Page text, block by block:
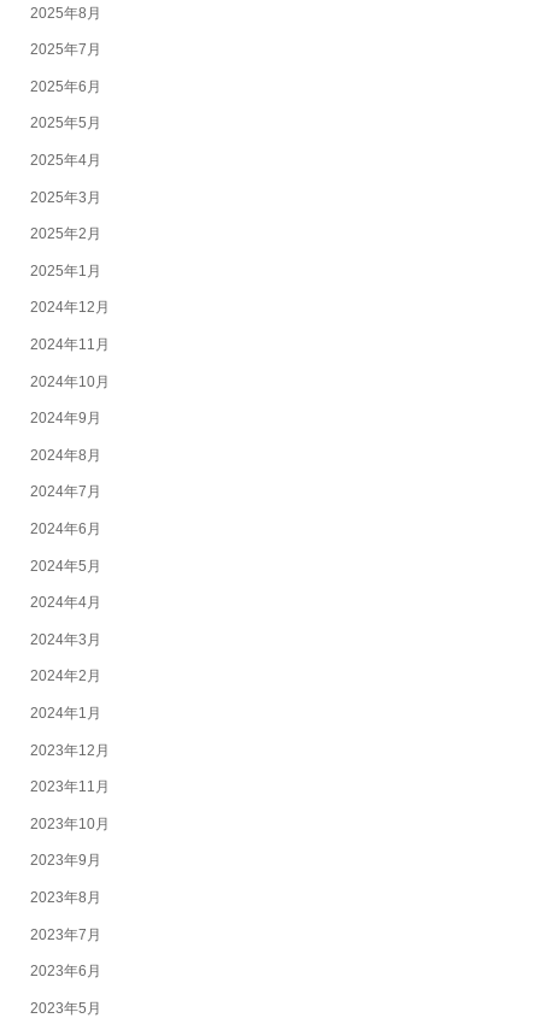
2025年8月
2025年7月
2025年6月
2025年5月
2025年4月
2025年3月
2025年2月
2025年1月
2024年12月
2024年11月
2024年10月
2024年9月
2024年8月
2024年7月
2024年6月
2024年5月
2024年4月
2024年3月
2024年2月
2024年1月
2023年12月
2023年11月
2023年10月
2023年9月
2023年8月
2023年7月
2023年6月
2023年5月